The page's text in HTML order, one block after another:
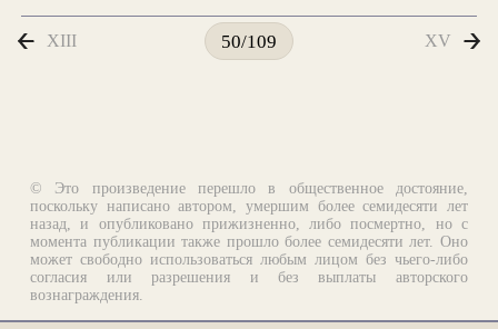
XIII 50/109 XV
© Это произведение перешло в общественное достояние,
поскольку написано автором, умершим более семидесяти лет
назад, и опубликовано прижизненно, либо посмертно, но с
момента публикации также прошло более семидесяти лет. Оно
может свободно использоваться любым лицом без чьего-либо
согласия или разрешения и без выплаты авторского
вознаграждения.